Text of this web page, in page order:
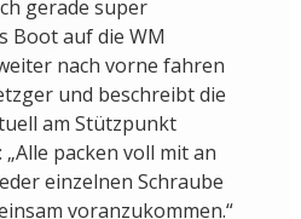
gerade super
Boot auf die WM
nach vorne fahren
und beschreibt die
am Stützpunkt
packen voll mit an
einzelnen Schraube
voranzukommen.“